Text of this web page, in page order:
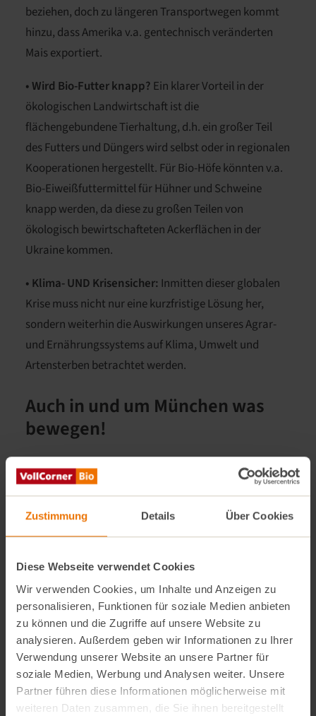
Zustimmung Details Über Cookies
Diese Webseite verwendet Cookies
Wir verwenden Cookies, um Inhalte und Anzeigen zu
personalisieren, Funktionen für soziale Medien anbieten
zu können und die Zugriffe auf unsere Website zu
analysieren. Außerdem geben wir Informationen zu Ihrer
Verwendung unserer Website an unsere Partner für
soziale Medien, Werbung und Analysen weiter. Unsere
Partner führen diese Informationen möglicherweise mit
weiteren Daten zusammen, die Sie ihnen bereitgestellt
beziehen, doch zu längeren Transportwegen kommt
hinzu, dass Amerika v.a. gentechnisch veränderten
Mais exportiert.
• Wird Bio-Futter knapp? Ein klarer Vorteil in der
ökologischen Landwirtschaft ist die
flächengebundene Tierhaltung, d.h. ein großer Teil
des Futters und Düngers wird selbst oder in regionalen
Kooperationen hergestellt. Für Bio-Höfe könnten v.a.
Bio-Eiweißfuttermittelfür Hühner und Schweine
knapp werden, da diese zu großen Teilen von
ökologisch bewirtschafteten Ackerflächen in der
Ukraine kommen.
• Klima- UND Krisensicher: Inmitten dieser globalen
Krise muss nicht nur eine kurzfristige Lösung her,
sondern weiterhin die Auswirkungen unseres Agrar-
und Ernährungssystems auf Klima, Umwelt und
Artensterben betrachtet werden.
Auch in und um München was
bewegen!
Was tun? Der Münchner Ernährungsrat (MER)
erklärt, wie wir aktiv können. Den ganzen Beitrag
finden SieHIER
Mehr Grundnahrungsmittel auf regionaler Ebene
produzieren und regionale Wertschöpfungsketten
wiederbeleben.
2. Kreislaufwirtschaft fördern: Futter direkt vom Hof!
Die Kreislaufwirtschaft arbeitet mit möglichst
geschlossenen Nährstoffkreisläufen. Gerade Betriebe
mit Verbands-Zertifizierung wie Bioland, Naturland